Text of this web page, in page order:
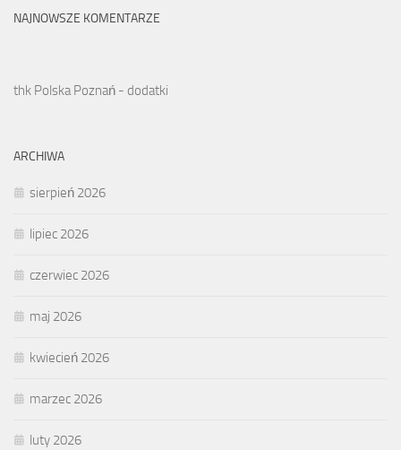
NAJNOWSZE KOMENTARZE
thk Polska Poznań - dodatki
ARCHIWA
sierpień 2026
lipiec 2026
czerwiec 2026
maj 2026
kwiecień 2026
marzec 2026
luty 2026